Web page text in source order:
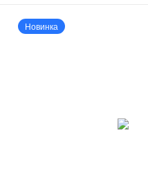
Новинка